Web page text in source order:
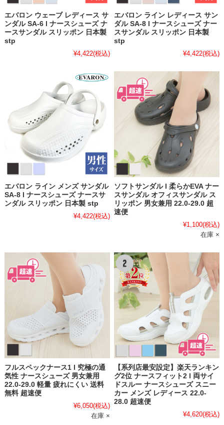
エバロン ウェーブ レディース サ
ンダル SA-6 l ナースシューズ ナ
ースサンダル スリッポン 日本製
stp
¥4,422(税込)
エバロン ライン レディース サン
ダル SA-8 l ナースシューズ ナー
スサンダル スリッポン 日本製
stp
¥4,422(税込)
エバロン ライン メンズ サンダル
SA-8 l ナースシューズ ナースサ
ンダル スリッポン 日本製 stp
¥4,422(税込)
ソフトサンダル l 柔らかEVA ナー
スサンダル オフィスサンダル ス
リッポン 男女兼用 22.0-29.0 超
速便
¥1,100(税込)
在庫 ×
フルスペックナース1 l 究極の通
気性 ナースシューズ 男女兼用
22.0-29.0 軽量 疲れにくい 送料
無料 超速便
¥6,050(税込)
在庫 ×
【系列店最安設定】楽天ランキン
グ2位 ナースフィット2 l 両サイ
ドスルー ナースシューズ スニー
カー メンズ レディース 22.0-
28.0 超速便
¥4,620(税込)